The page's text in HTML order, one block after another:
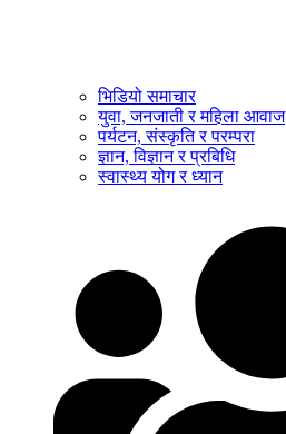
भिडियो समाचार
युवा, जनजाती र महिला आवाज
पर्यटन, संस्कृति र परम्परा
ज्ञान, विज्ञान र प्रबिधि
स्वास्थ्य योग र ध्यान